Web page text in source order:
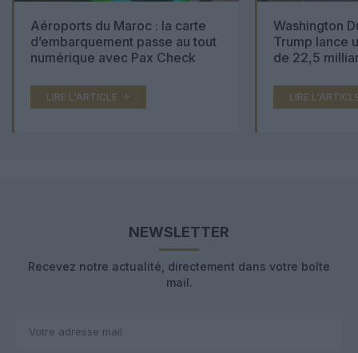
Aéroports du Maroc : la carte
d’embarquement passe au tout
numérique avec Pax Check
LIRE L'ARTICLE
Washington
Trump lance
de 22,5
LIRE
NEWSLETTER
Recevez notre actualité, directement dans votre boîte
mail.